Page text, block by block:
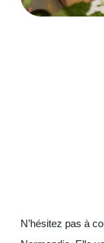
N’hésitez pas à